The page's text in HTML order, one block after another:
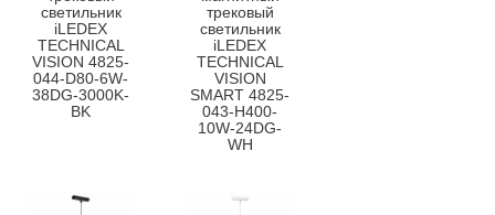
светильник
iLEDEX
TECHNICAL
VISION 4825-
044-D80-6W-
38DG-3000K-
BK
трековый
светильник
iLEDEX
TECHNICAL
VISION
SMART 4825-
043-H400-
10W-24DG-
WH